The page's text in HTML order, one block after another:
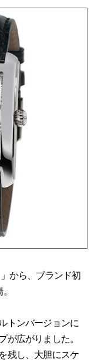
から、ブランド初
トンバージョンに
が広がりました。
残し、大胆にスケ